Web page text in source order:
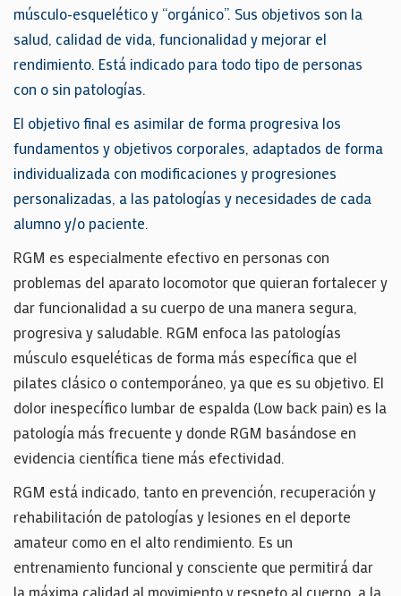
músculo-esquelético y “orgánico”. Sus objetivos son la
salud, calidad de vida, funcionalidad y mejorar el
rendimiento. Está indicado para todo tipo de personas
con o sin patologías.
El objetivo final es asimilar de forma progresiva los
fundamentos y objetivos corporales, adaptados de forma
individualizada con modificaciones y progresiones
personalizadas, a las patologías y necesidades de cada
alumno y/o paciente.
RGM es especialmente efectivo en personas con
problemas del aparato locomotor que quieran fortalecer y
dar funcionalidad a su cuerpo de una manera segura,
progresiva y saludable. RGM enfoca las patologías
músculo esqueléticas de forma más específica que el
pilates clásico o contemporáneo, ya que es su objetivo. El
dolor inespecífico lumbar de espalda (Low back pain) es la
patología más frecuente y donde RGM basándose en
evidencia científica tiene más efectividad.
RGM está indicado, tanto en prevención, recuperación y
rehabilitación de patologías y lesiones en el deporte
amateur como en el alto rendimiento. Es un
entrenamiento funcional y consciente que permitirá dar
la máxima calidad al movimiento y respeto al cuerpo, a la